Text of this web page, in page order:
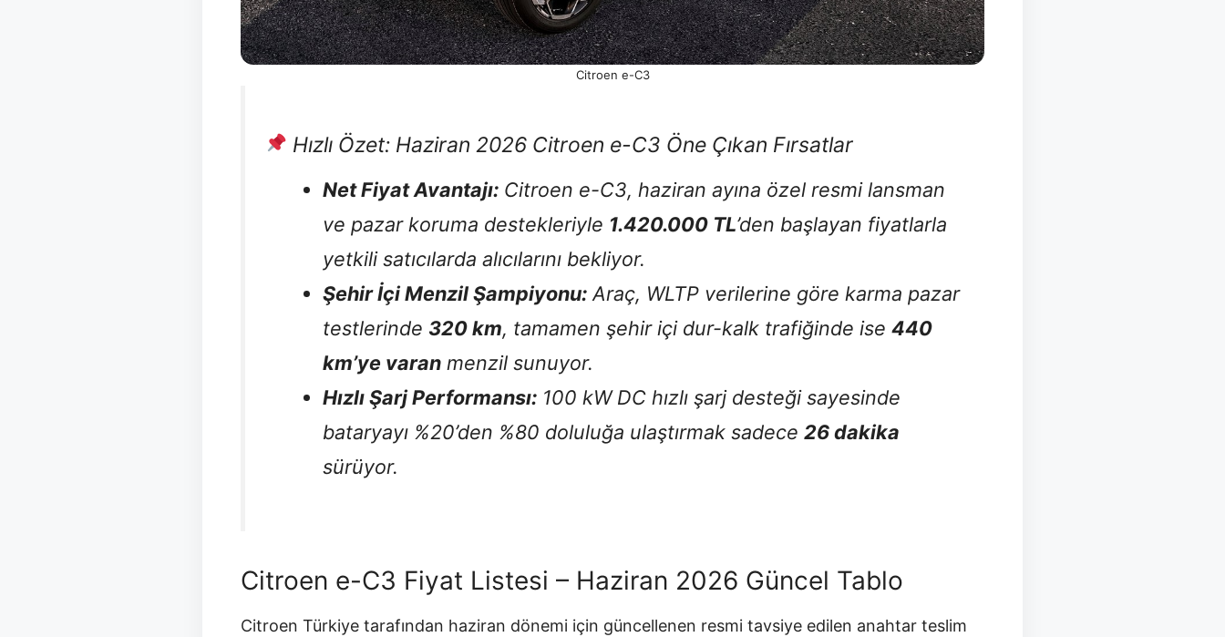
Citroen e-C3
Hızlı Özet: Haziran 2026 Citroen e-C3 Öne Çıkan Fırsatlar
Net Fiyat Avantajı:Citroen e-C3, haziran ayına özel resmi lansman
ve pazar koruma destekleriyle 1.420.000 TL’den başlayan fiyatlarla
yetkili satıcılarda alıcılarını bekliyor.
Şehir İçi Menzil Şampiyonu:Araç, WLTP verilerine göre karma pazar
testlerinde 320 km, tamamen şehir içi dur-kalk trafiğinde ise 440
km’ye varanmenzil sunuyor.
Hızlı Şarj Performansı:100 kW DC hızlı şarj desteği sayesinde
bataryayı %20’den %80 doluluğa ulaştırmak sadece 26 dakika
sürüyor.
Citroen e-C3 Fiyat Listesi – Haziran 2026 Güncel Tablo
Citroen Türkiye tarafından haziran dönemi için güncellenen resmi tavsiye edilen anahtar teslim